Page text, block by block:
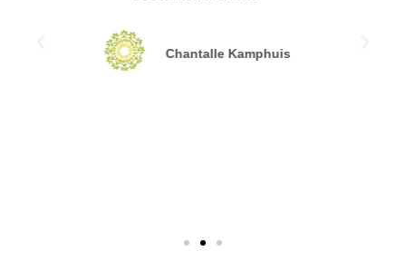
er door de opzet van het programma en
inzet van Chantal een ontspannende sfeer